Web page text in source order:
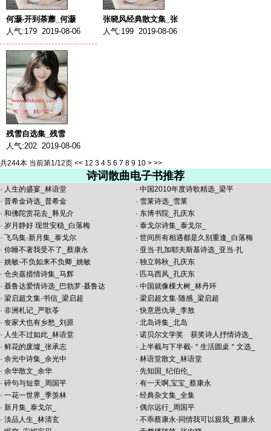
何灏-开到荼蘼_何灏
人气:179 2019-08-06
张晓风经典散文集_张
人气:199 2019-08-06
残雪自选集_残雪
人气:202 2019-08-06
共244本 当前第1/12页 << 12 3 4 5 6 7 8 9 10 > >>
诗词散曲电子书推荐
· 人生的盛宴_林语堂 · 中国2010年度诗歌精选_梁平
· 普希金诗选_普希金 · 雪莱诗选_雪莱
· 和佛陀赏花去_释见介 · 东博书院_孔庆东
· 岁月静好 现世安稳_白落梅 · 泰戈尔诗集_泰戈尔_
· 飞鸟集·新月集_泰戈尔 · 世间所有相遇都是久别重逢_白落梅
· 你睡不著我受不了_蔡康永 · 亚当·扎加耶夫斯基诗选_亚当·扎
· 姚敏-不负如来不负卿_姚敏 · 独立韩秋_孔庆东
· 仓央嘉措情诗集_马辉 · 匹马西风_孔庆东
· 聂鲁达爱情诗选_巴勃罗·聂鲁达 · 中国就像棵大树_林丹环
· 梁启超文集·书信_梁启超 · 梁启超文集·随感_梁启超
· 非洲札记_严歌苓 ·快意恩仇录_李敖
· 丧家犬也有乡愁_刘原 · 北岛诗集_北岛
· 人生不过如此_林语堂 · 诺贝尔文学奖 获奖诗人抒情诗选_
· 鲜花的废墟_张承志 · 上半截与下半截-＂生活圆桌＂文选_
· 余光中诗集_余光中 · 林语堂散文_林语堂
· 余华散文_余华 · 先知国_纪伯伦_
· 碎句与短章_周国平 · 有一天啊,宝宝_蔡康永
· 一花一世界_季羡林 · 经典杂文集_全集
· 新月集_泰戈尔_ · 偶尔远行_周国平
· 淡品人生_林清玄 · 不乖蔡康永-同情我可以親我_蔡康永